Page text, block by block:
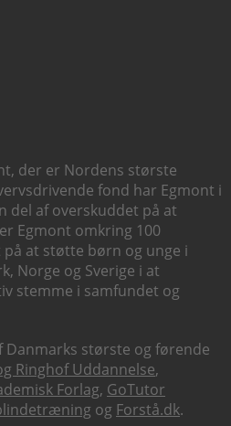
der er Nordens største
fond har Egmont i
del af overskuddet på at
Egmont omkring 100
at støtte børn og unge i
Norge og Sverige i at
stemme i samfundet og
største og førende
Ringhof Uddannelse,
Forlag, GoTutor
og Forstå.dk.